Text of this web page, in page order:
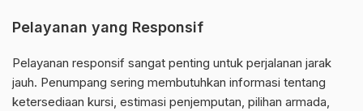
Pelayanan yang Responsif
Pelayanan responsif sangat penting untuk perjalanan jarak
jauh. Penumpang sering membutuhkan informasi tentang
ketersediaan kursi, estimasi penjemputan, pilihan armada,